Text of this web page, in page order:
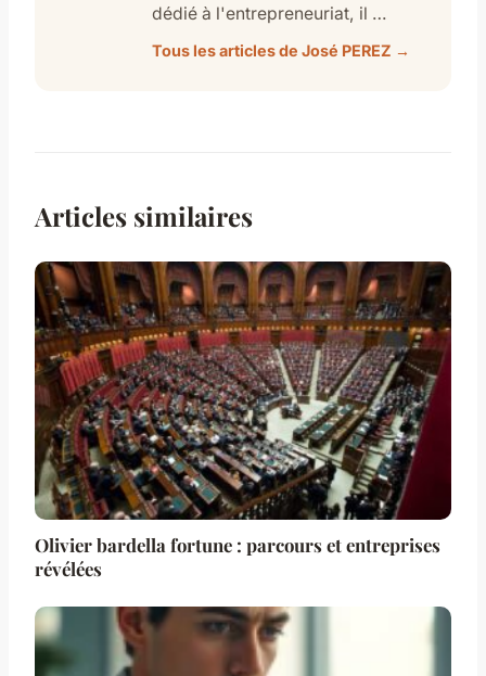
dédié à l'entrepreneuriat, il …
Tous les articles de José PEREZ →
Articles similaires
Olivier bardella fortune : parcours et entreprises
révélées